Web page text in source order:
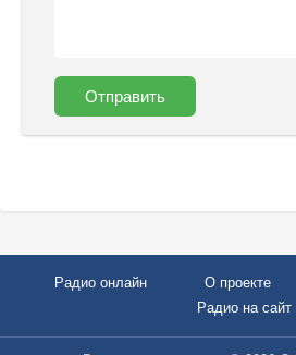
Отправить
Радио онлайн О проекте
Радио на сайт